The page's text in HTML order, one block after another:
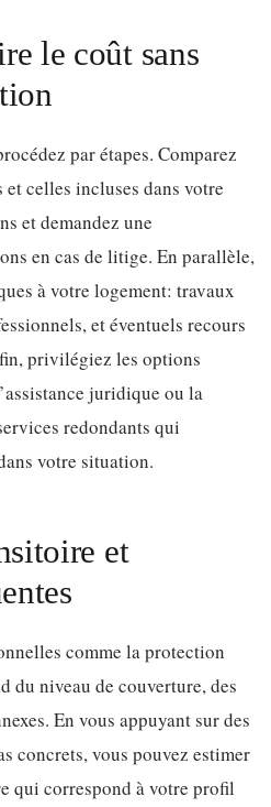
le coût sans
par étapes. Comparez
celles incluses dans votre
et demandez une
en cas de litige. En parallèle,
à votre logement: travaux
et éventuels recours
privilégiez les options
juridique ou la
redondants qui
votre situation.
et
comme la protection
du niveau de couverture, des
En vous appuyant sur des
concrets, vous pouvez estimer
qui correspond à votre profil